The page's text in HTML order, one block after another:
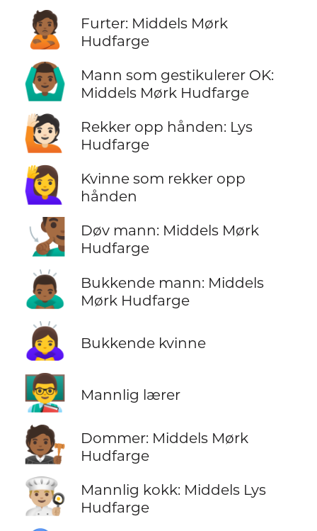
🙎🏾
Furter: Middels Mørk
Hudfarge
🙆🏾‍♂️
Mann som gestikulerer OK:
Middels Mørk Hudfarge
🙋🏻
Rekker opp hånden: Lys
Hudfarge
🙋‍♀️
Kvinne som rekker opp
hånden
🧏🏾‍♂️
Døv mann: Middels Mørk
Hudfarge
🙇🏾‍♂️
Bukkende mann: Middels
Mørk Hudfarge
🙇‍♀️ Bukkende kvinne
👨‍🏫 Mannlig lærer
🧑🏾‍⚖️
Dommer: Middels Mørk
Hudfarge
👨🏼‍🍳
Mannlig kokk: Middels Lys
Hudfarge